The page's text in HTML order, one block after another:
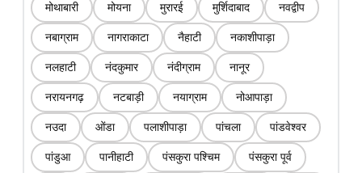
मोथाबारी मोयना मुरारई मुर्शिदाबाद नवद्वीप
नबाग्राम नागराकाटा नैहाटी नकाशीपाड़ा
नलहाटी नंदकुमार नंदीग्राम नानूर
नरायनगढ़ नटबाड़ी नयाग्राम नोआपाड़ा
नउदा ओंडा पलाशीपाड़ा पांचला पांडवेश्वर
पांडुआ पानीहाटी पंसकुरा पश्चिम पंसकुरा पूर्व